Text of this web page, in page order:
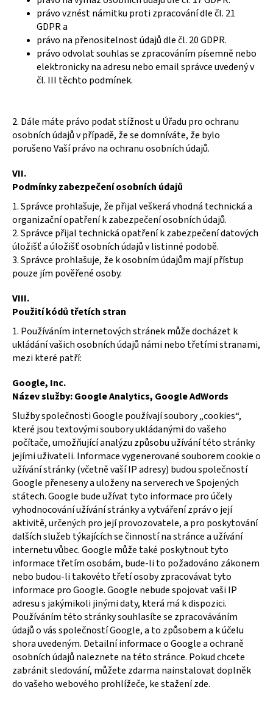
právo vznést námitku proti zpracování dle čl. 21
GDPR a
právo na přenositelnost údajů dle čl. 20 GDPR.
právo odvolat souhlas se zpracováním písemně nebo
elektronicky na adresu nebo email správce uvedený v
čl. III těchto podmínek.
2. Dále máte právo podat stížnost u Úřadu pro ochranu
osobních údajů v případě, že se domníváte, že bylo
porušeno Vaší právo na ochranu osobních údajů.
VII.
Podmínky zabezpečení osobních údajů
1. Správce prohlašuje, že přijal veškerá vhodná technická a
organizační opatření k zabezpečení osobních údajů.
2. Správce přijal technická opatření k zabezpečení datových
úložišť a úložišť osobních údajů v listinné podobě.
3. Správce prohlašuje, že k osobním údajům mají přístup
pouze jím pověřené osoby.
VIII.
Použití kódů třetích stran
1. Používáním internetových stránek může docházet k
ukládání vašich osobních údajů námi nebo třetími stranami,
mezi které patří:
Google, Inc.
Název služby: Google Analytics, Google AdWords
Služby společnosti Google používají soubory „cookies“,
které jsou textovými soubory ukládanými do vašeho
počítače, umožňující analýzu způsobu užívání této stránky
jejími uživateli. Informace vygenerované souborem cookie o
užívání stránky (včetně vaší IP adresy) budou společností
Google přeneseny a uloženy na serverech ve Spojených
státech. Google bude užívat tyto informace pro účely
vyhodnocování užívání stránky a vytváření zpráv o její
aktivitě, určených pro její provozovatele, a pro poskytování
dalších služeb týkajících se činností na stránce a užívání
internetu vůbec. Google může také poskytnout tyto
informace třetím osobám, bude-li to požadováno zákonem
nebo budou-li takovéto třetí osoby zpracovávat tyto
informace pro Google. Google nebude spojovat vaši IP
adresu s jakýmikoli jinými daty, která má k dispozici.
Používáním této stránky souhlasíte se zpracováváním
údajů o vás společností Google, a to způsobem a k účelu
shora uvedeným. Detailní informace o Google a ochraně
osobních údajů naleznete na této stránce. Pokud chcete
zabránit sledování, můžete zdarma nainstalovat doplněk
do vašeho webového prohlížeče, kestažení zde.